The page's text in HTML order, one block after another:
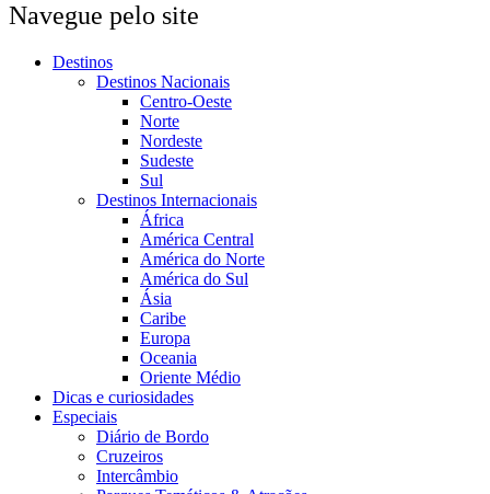
Navegue pelo site
Destinos
Destinos Nacionais
Centro-Oeste
Norte
Nordeste
Sudeste
Sul
Destinos Internacionais
África
América Central
América do Norte
América do Sul
Ásia
Caribe
Europa
Oceania
Oriente Médio
Dicas e curiosidades
Especiais
Diário de Bordo
Cruzeiros
Intercâmbio